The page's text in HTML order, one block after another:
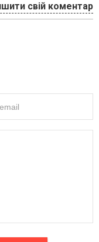
свій коментар